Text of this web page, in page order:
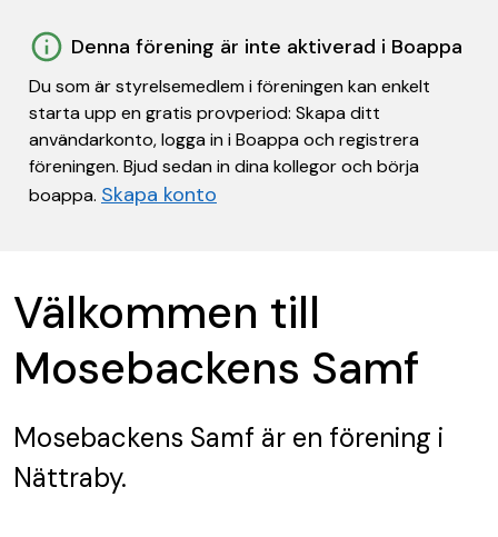
Denna förening är inte aktiverad i Boappa
Du som är styrelsemedlem i föreningen kan enkelt
starta upp en gratis provperiod: Skapa ditt
användarkonto, logga in i Boappa och registrera
föreningen. Bjud sedan in dina kollegor och börja
boappa. Skapa konto
Välkommen till
Mosebackens Samf
Mosebackens Samf är en förening i
Nättraby.